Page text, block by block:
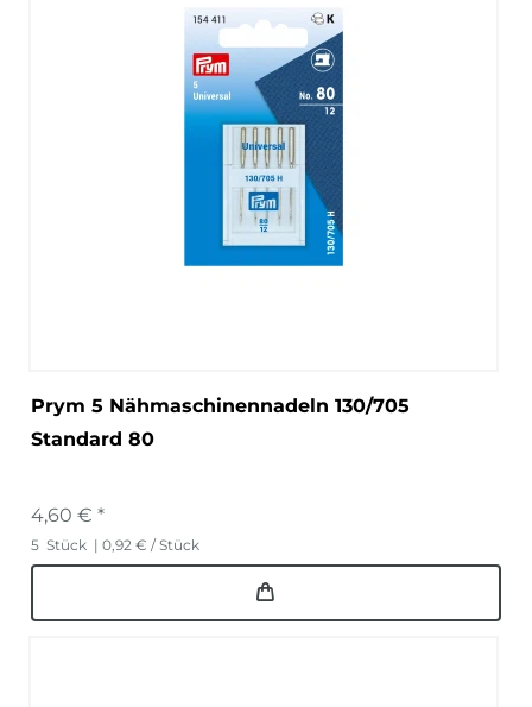
Prym 5 Nähmaschinennadeln 130/705
Standard 80
4,60 € *
5 Stück | 0,92 € / Stück